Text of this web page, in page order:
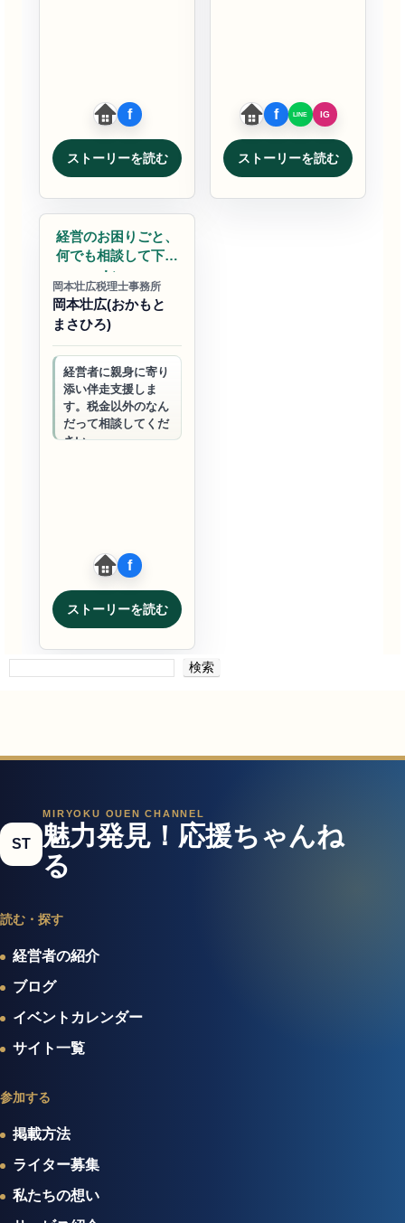
ストーリーを読む ストーリーを読む
経営のお困りごと、
何でも相談して下さ
い。
岡本壮広税理士事務所
岡本壮広(おかもと
まさひろ)
経営者に親身に寄り
添い伴走支援しま
す。税金以外のなん
だって相談してくだ
さい。
ストーリーを読む
検索
ST
MIRYOKU OUEN CHANNEL
魅力発見！応援ちゃんね
る
読む・探す
経営者の紹介
ブログ
イベントカレンダー
サイト一覧
参加する
掲載方法
ライター募集
私たちの想い